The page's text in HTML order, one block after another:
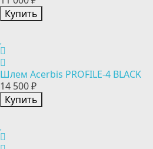
Купить
Шлем Acerbis PROFILE-4 BLACK
14 500 ₽
Купить